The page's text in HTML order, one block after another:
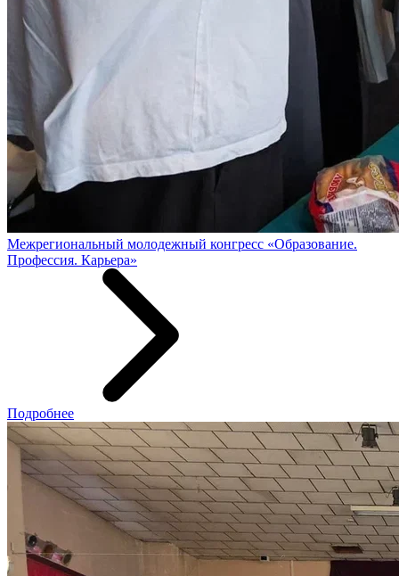
Межрегиональный молодежный конгресс «Образование.
Профессия. Карьера»
Подробнее